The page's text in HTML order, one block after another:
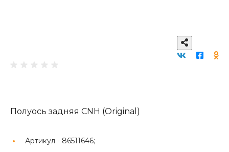
Полуось задняя CNH (Original)
Артикул - 86511646;